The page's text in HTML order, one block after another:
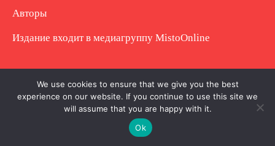
Авторы
Издание входит в медиагруппу MistoOnline
Copyright © Полное использование материала
запрещено. Частично разрешено с гиперссылкой.
We use cookies to ensure that we give you the best
experience on our website. If you continue to use this site we
will assume that you are happy with it.
Ok